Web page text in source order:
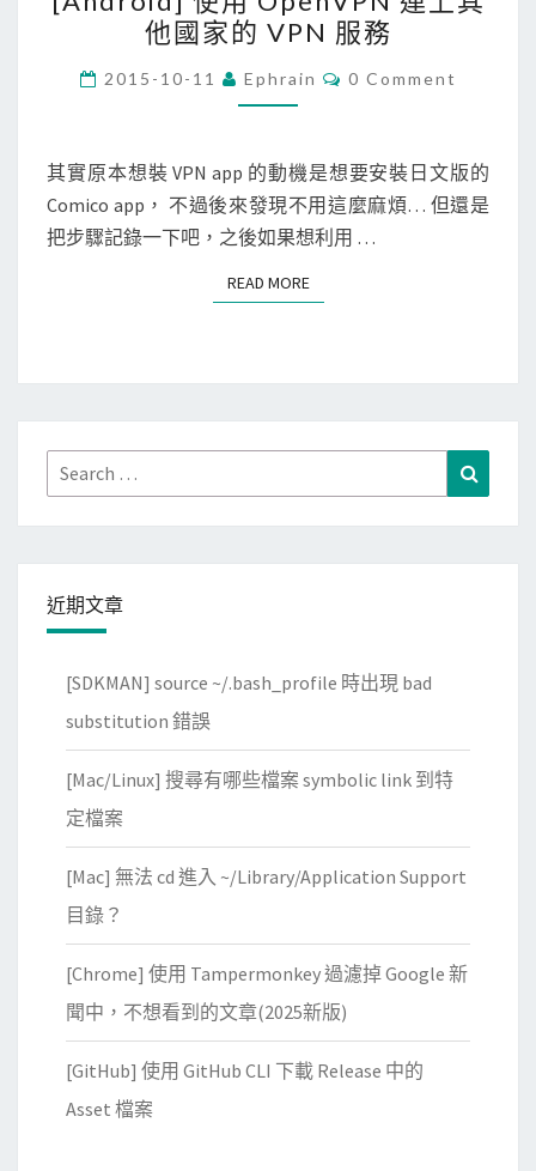
l
s
e
S
c
u
r
e
惱
P
u
l
r
y
)
A
n
d
r
i
d
]
用
n
P
N
連
國
的
V
N
服
他國家的 VPN 服務
2015-10-11 Ephrain
C
N
T
S
0 Comment
其實原本想裝 VPN app 的動機是想要安裝日文版的
Comico app， 不過後來發現不用這麼麻煩… 但還是
把步驟記錄一下吧，之後如果想利用 …
READ MOREREAD MORE
Search
for:
近期文章
[SDKMAN] source ~/.bash_profile 時出現 bad
substitution 錯誤
[Mac/Linux] 搜尋有哪些檔案 symbolic link 到特
定檔案
[Mac] 無法 cd 進入 ~/Library/Application Support
目錄？
[Chrome] 使用 Tampermonkey 過濾掉 Google 新
聞中，不想看到的文章(2025新版)
[GitHub] 使用 GitHub CLI 下載 Release 中的
Asset 檔案